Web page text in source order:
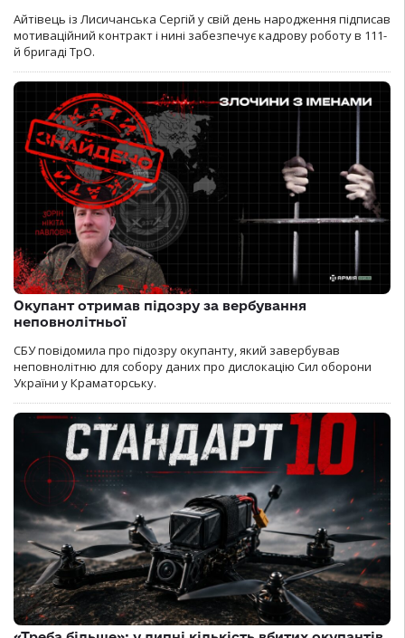
Айтівець із Лисичанська Сергій у свій день народження підписав
мотиваційний контракт і нині забезпечує кадрову роботу в 111-
й бригаді ТрО.
Окупант отримав підозру за вербування
неповнолітньої
СБУ повідомила про підозру окупанту, який завербував
неповнолітню для собору даних про дислокацію Сил оборони
України у Краматорську.